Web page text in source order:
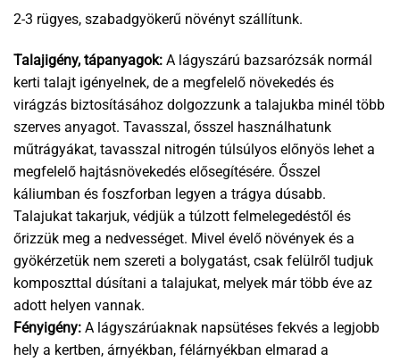
2-3 rügyes, szabadgyökerű növényt szállítunk.
Talajigény, tápanyagok: A lágyszárú bazsarózsák normál
kerti talajt igényelnek, de a megfelelő növekedés és
virágzás biztosításához dolgozzunk a talajukba minél több
szerves anyagot. Tavasszal, ősszel használhatunk
műtrágyákat, tavasszal nitrogén túlsúlyos előnyös lehet a
megfelelő hajtásnövekedés elősegítésére. Ősszel
káliumban és foszforban legyen a trágya dúsabb.
Talajukat takarjuk, védjük a túlzott felmelegedéstől és
őrizzük meg a nedvességet. Mivel évelő növények és a
gyökérzetük nem szereti a bolygatást, csak felülről tudjuk
komposzttal dúsítani a talajukat, melyek már több éve az
adott helyen vannak.
Fényigény: A lágyszárúaknak napsütéses fekvés a legjobb
hely a kertben, árnyékban, félárnyékban elmarad a